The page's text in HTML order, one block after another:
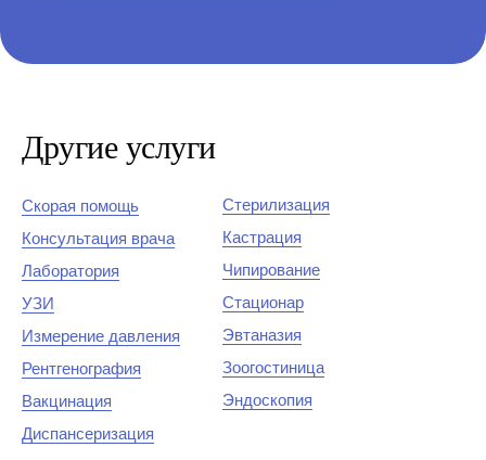
Другие услуги
Эндоскопия
Зоогостиница
Чипирование
Стационар
Эвтаназия
Рентгенография
Вакцинация
Диспансеризация
Стерилизация
Кастрация
Консультация врача
Лаборатория
УЗИ
Измерение давления
Скорая помощь